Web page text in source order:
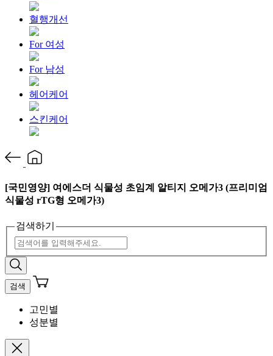
혈행개선
For 여성
For 남성
헤어케어
스킨케어
[국민영양] 여에스더 식물성 초임계 알티지 오메가3 (프리미엄
식물성 rTG형 오메가3)
검색하기
검색
고민별
성분별